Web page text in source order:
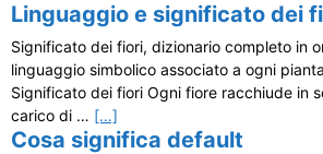
Linguaggio e significato dei
Significato dei fiori, dizionario completo in
linguaggio simbolico associato a ogni
Significato dei fiori Ogni fiore racchiude in
carico di … […]
Cosa significa default